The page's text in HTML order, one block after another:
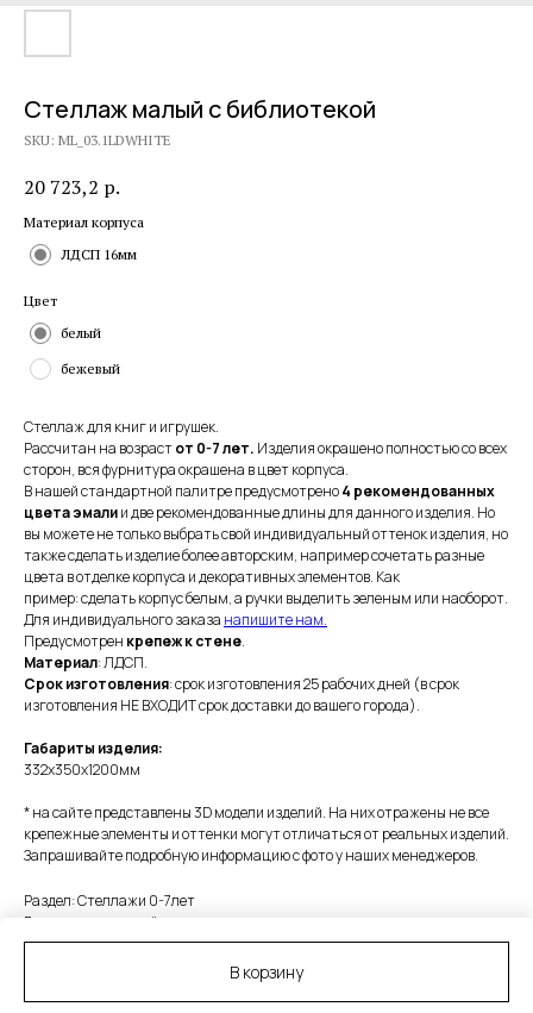
Стеллаж малый с библиотекой
SKU: ML_03.1LDWHITE
20 723,2 р.
Материал корпуса
ЛДСП 16мм
Цвет
белый
бежевый
В корзину
Стеллаж для книг и игрушек.
Рассчитан на возрастот 0-7 лет. Изделия окрашено полностью со всех
сторон, вся фурнитура окрашена в цвет корпуса.
В нашей стандартной палитре предусмотрено4 рекомендованных
цвета эмалии две рекомендованные длины для данного изделия. Но
вы можете не только выбрать свой индивидуальный оттенок изделия, но
также сделать изделие более авторским, например сочетать разные
цвета в отделке корпуса и декоративных элементов. Как
пример: сделать корпус белым, а ручки выделить зеленым или наоборот.
Для индивидуального заказа напишите нам.
Предусмотрен крепеж к стене.
Материал: ЛДСП.
Срок изготовления: срок изготовления 25 рабочих дней (в срок
изготовления НЕ ВХОДИТ срок доставки до вашего города).
Габариты изделия:
332х350х1200мм
* на сайте представлены 3D модели изделий. На них отражены не все
крепежные элементы и оттенки могут отличаться от реальных изделий.
Запрашивайте подробную информацию с фото у наших менеджеров.
Раздел: Стеллажи 0-7лет
Расцветка: цветной
LxWxH: 332x350x1200 mm